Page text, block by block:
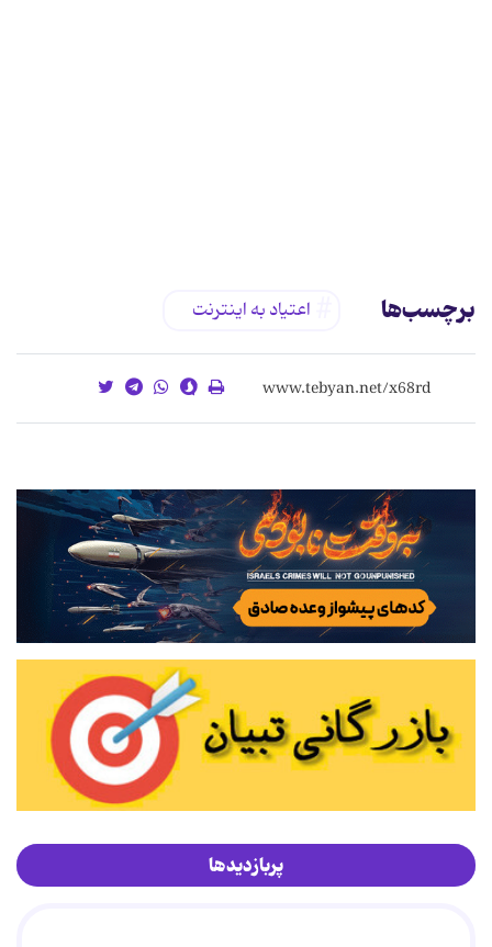
برچسب‌ها اعتیاد به اینترنت
پربازدیدها